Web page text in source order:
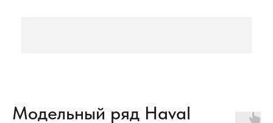
Модельный ряд Haval